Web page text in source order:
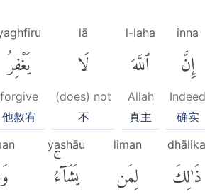
inna
إِنَّ
Indeed
确实
l-laha
ٱللَّهَ
Allah
真主
lā
لَا
(does) not
不
يَغْفِرُ
forgive
他赦宥
dhālika
ذَٰلِكَ
liman
لِمَن
yashāu
يَشَآءُۚ